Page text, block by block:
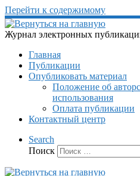
Перейти к содержимому
Журнал электронных
Главная
Публикации
Опубликовать материал
Положение об
использования
Оплата публикации
Контактный центр
Search
Поиск